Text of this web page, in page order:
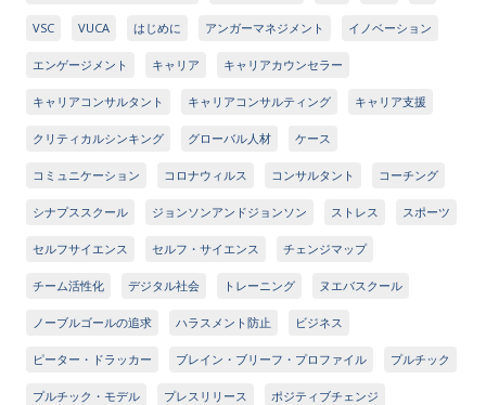
VSC VUCA はじめに アンガーマネジメント イノベーション
エンゲージメント キャリア キャリアカウンセラー
キャリアコンサルタント キャリアコンサルティング キャリア支援
クリティカルシンキング グローバル人材 ケース
コミュニケーション コロナウィルス コンサルタント コーチング
シナプススクール ジョンソンアンドジョンソン ストレス スポーツ
セルフサイエンス セルフ・サイエンス チェンジマップ
チーム活性化 デジタル社会 トレーニング ヌエバスクール
ノーブルゴールの追求 ハラスメント防止 ビジネス
ピーター・ドラッカー ブレイン・ブリーフ・プロファイル プルチック
プルチック・モデル プレスリリース ポジティブチェンジ